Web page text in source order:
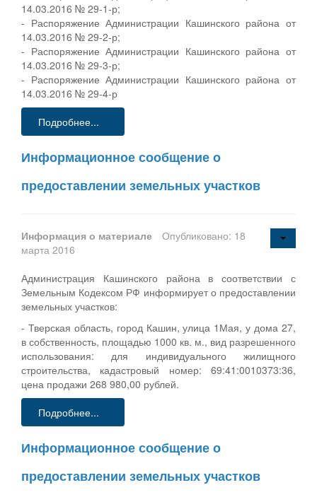
14.03.2016 № 29-1-р;
- Распоряжение Администрации Кашинского района от
14.03.2016 № 29-2-р;
- Распоряжение Администрации Кашинского района от
14.03.2016 № 29-3-р;
- Распоряжение Администрации Кашинского района от
14.03.2016 № 29-4-р
Подробнее...
Информационное сообщение о
предоставлении земельных участков
Информация о материале
Опубликовано: 18
марта 2016
Администрация Кашинского района в соответствии с
Земельным Кодексом РФ информирует о предоставлении
земельных участков:
- Тверская область, город Кашин, улица 1Мая, у дома 27,
в собственность, площадью 1000 кв. м., вид разрешенного
использования: для индивидуального жилищного
строительства, кадастровый номер: 69:41:0010373:36,
цена продажи 268 980,00 рублей.
Подробнее...
Информационное сообщение о
предоставлении земельных участков